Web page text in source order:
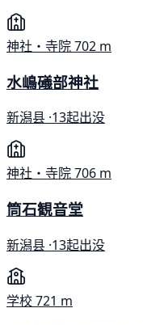
神社・寺院702 m
水嶋礒部神社
新潟县 ·13起出没
神社・寺院706 m
筒石観音堂
新潟县 ·13起出没
学校721 m